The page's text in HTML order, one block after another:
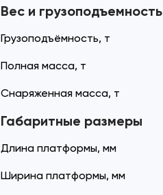
Вес и грузоподъемность
Грузоподъёмность, т
Полная масса, т
Снаряженная масса, т
Габаритные размеры
Длина платформы, мм
Ширина платформы, мм